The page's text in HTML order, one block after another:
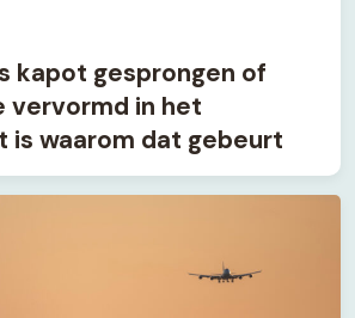
kapot gesprongen of
vervormd in het
is waarom dat gebeurt